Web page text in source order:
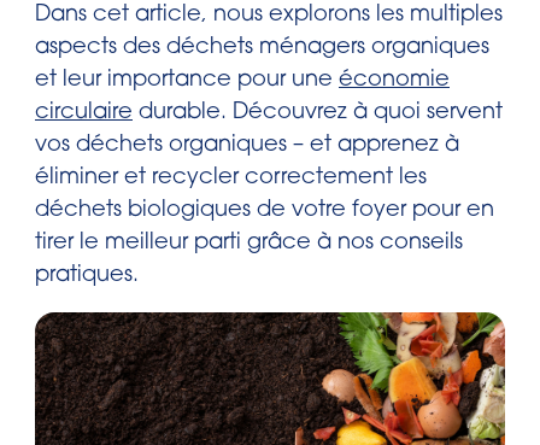
Dans cet article, nous explorons les multiples
aspects des déchets ménagers organiques
et leur importance pour une économie
circulaire durable. Découvrez à quoi servent
vos déchets organiques – et apprenez à
éliminer et recycler correctement les
déchets biologiques de votre foyer pour en
tirer le meilleur parti grâce à nos conseils
pratiques.